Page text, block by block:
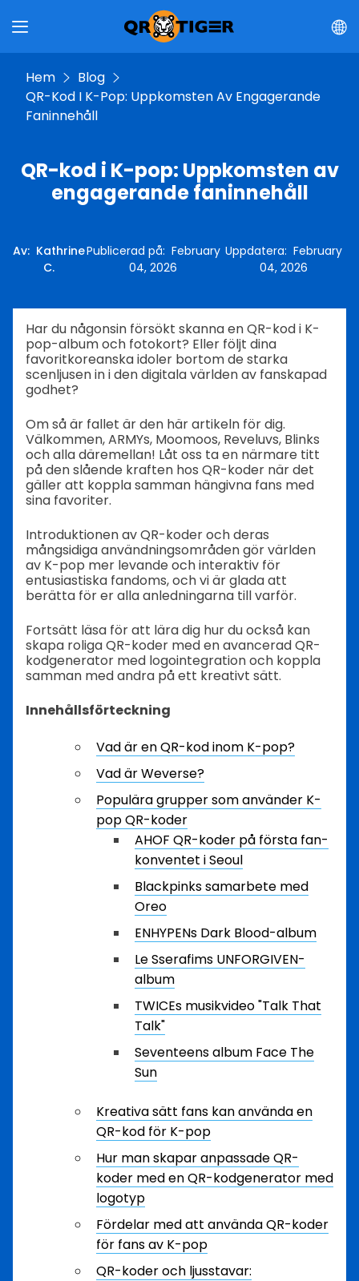
Hem
Blog
QR-Kod I K-Pop: Uppkomsten Av Engagerande
Faninnehåll
QR-kod i K-pop: Uppkomsten av
engagerande faninnehåll
Av: Kathrine
C.
Publicerad på: February
04, 2026
Uppdatera:February
04, 2026
Har du någonsin försökt skanna en QR-kod i K-
pop-album och fotokort? Eller följt dina
favoritkoreanska idoler bortom de starka
scenljusen in i den digitala världen av fanskapad
godhet?
Om så är fallet är den här artikeln för dig.
Välkommen, ARMYs, Moomoos, Reveluvs, Blinks
och alla däremellan! Låt oss ta en närmare titt
på den slående kraften hos QR-koder när det
gäller att koppla samman hängivna fans med
sina favoriter.
Introduktionen av QR-koder och deras
mångsidiga användningsområden gör världen
av K-pop mer levande och interaktiv för
entusiastiska fandoms, och vi är glada att
berätta för er alla anledningarna till varför.
Fortsätt läsa för att lära dig hur du också kan
skapa roliga QR-koder med en avancerad QR-
kodgenerator med logointegration och koppla
samman med andra på ett kreativt sätt.
Innehållsförteckning
Vad är en QR-kod inom K-pop?
Vad är Weverse?
Populära grupper som använder K-
pop QR-koder
AHOF QR-koder på första fan-
konventet i Seoul
Blackpinks samarbete med
Oreo
ENHYPENs Dark Blood-album
Le Sserafims UNFORGIVEN-
album
TWICEs musikvideo "Talk That
Talk"
Seventeens album Face The
Sun
Kreativa sätt fans kan använda en
QR-kod för K-pop
Hur man skapar anpassade QR-
koder med en QR-kodgenerator med
logotyp
Fördelar med att använda QR-koder
för fans av K-pop
QR-koder och ljusstavar: